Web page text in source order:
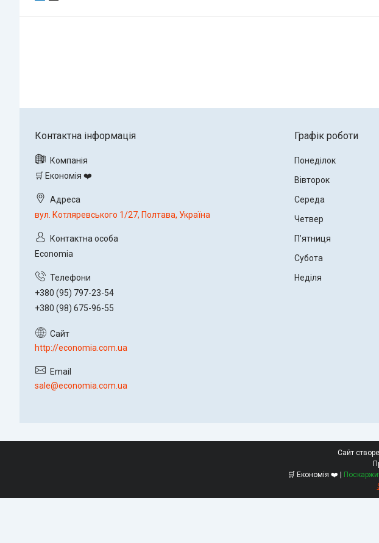
🛒 Економія ❤️
вул. Котляревського 1/27, Полтава, Україна
Economia
+380 (95) 797-23-54
+380 (98) 675-96-55
http://economia.com.ua
sale@economia.com.ua
Графік роботи
Понеділок
Вівторок
Середа
Четвер
Пʼятниця
Субота
Неділя
Сайт
🛒 Економія ❤️ |